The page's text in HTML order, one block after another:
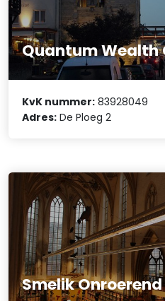
Quantum Wealth
KvK nummer: 83928049
Adres: De Ploeg 2
Smelik Onroerend